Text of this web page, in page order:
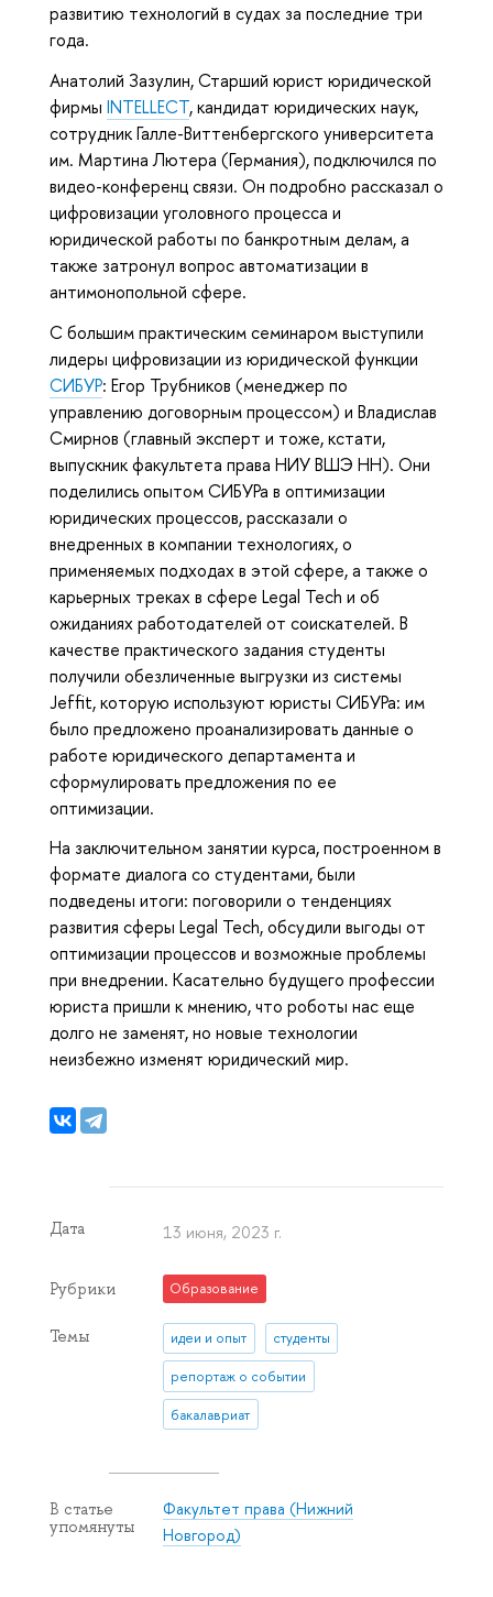
развитию технологий в судах за последние три
года.
Анатолий Зазулин, Старший юрист юридической
фирмы INTELLECT, кандидат юридических наук,
сотрудник Галле-Виттенбергского университета
им. Мартина Лютера (Германия), подключился по
видео-конференц связи. Он подробно рассказал о
цифровизации уголовного процесса и
юридической работы по банкротным делам, а
также затронул вопрос автоматизации в
антимонопольной сфере.
С большим практическим семинаром выступили
лидеры цифровизации из юридической функции
СИБУР: Егор Трубников (менеджер по
управлению договорным процессом) и Владислав
Смирнов (главный эксперт и тоже, кстати,
выпускник факультета права НИУ ВШЭ НН). Они
поделились опытом СИБУРа в оптимизации
юридических процессов, рассказали о
внедренных в компании технологиях, о
применяемых подходах в этой сфере, а также о
карьерных треках в сфере Legal Tech и об
ожиданиях работодателей от соискателей. В
качестве практического задания студенты
получили обезличенные выгрузки из системы
Jeffit, которую используют юристы СИБУРа: им
было предложено проанализировать данные о
работе юридического департамента и
сформулировать предложения по ее
оптимизации.
На заключительном занятии курса, построенном в
формате диалога со студентами, были
подведены итоги: поговорили о тенденциях
развития сферы Legal Tech, обсудили выгоды от
оптимизации процессов и возможные проблемы
при внедрении. Касательно будущего профессии
юриста пришли к мнению, что роботы нас еще
долго не заменят, но новые технологии
неизбежно изменят юридический мир.
Дата 13 июня, 2023 г.
Рубрики Образование
Темы идеи и опыт студенты
репортаж о событии
бакалавриат
В статье
упомянуты
Факультет права (Нижний
Новгород)